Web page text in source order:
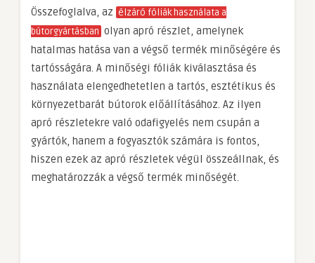
Összefoglalva, az élzáró fóliák használata a
bútorgyártásban olyan apró részlet, amelynek
hatalmas hatása van a végső termék minőségére és
tartósságára. A minőségi fóliák kiválasztása és
használata elengedhetetlen a tartós, esztétikus és
környezetbarát bútorok előállításához. Az ilyen
apró részletekre való odafigyelés nem csupán a
gyártók, hanem a fogyasztók számára is fontos,
hiszen ezek az apró részletek végül összeállnak, és
meghatározzák a végső termék minőségét.